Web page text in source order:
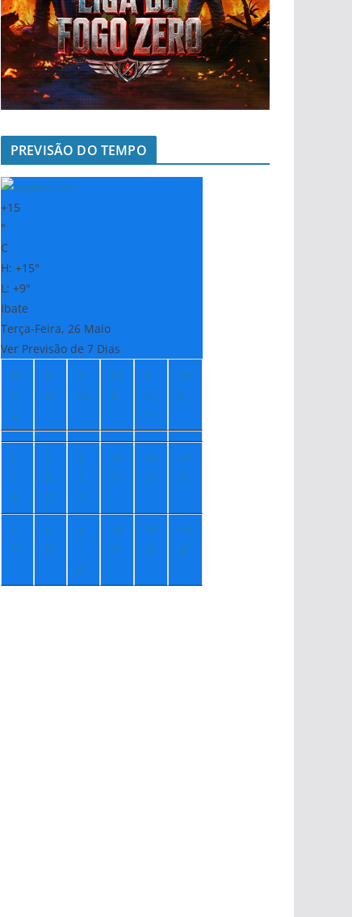
PREVISÃO DO TEMPO
+15
°
C
H: +15°
L: +9°
Ibate
Terça-Feira, 26 Maio
Ver Previsão de 7 Dias
Q
u
a
Q
ui
S
ex
Sá
b
D
o
m
Se
g
+
1
8°
+
2
0°
+
2
1°
+2
1°
+2
2°
+2
2°
+
7°
+
8°
+
1
0°
+1
1°
+1
2°
+1
4°